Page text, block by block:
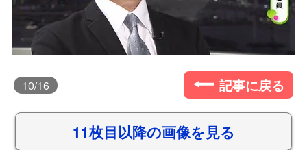
10/16 記事に戻る
11枚目以降の画像を見る